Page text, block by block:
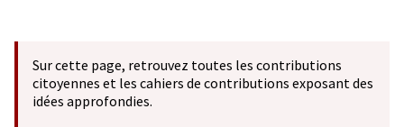
Sur cette page, retrouvez toutes les contributions
citoyennes et les cahiers de contributions exposant des
idées approfondies.